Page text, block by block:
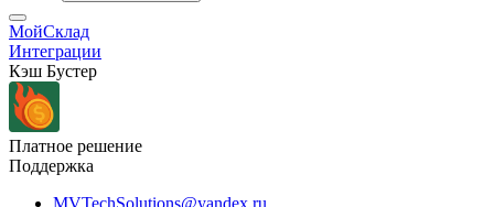
МойСклад
Интеграции
Кэш Бустер
Платное решение
Поддержка
MVTechSolutions@yandex.ru